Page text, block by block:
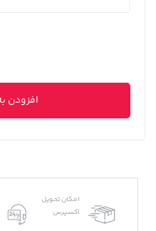
افزودن
امکان تحویل
اکسپرس